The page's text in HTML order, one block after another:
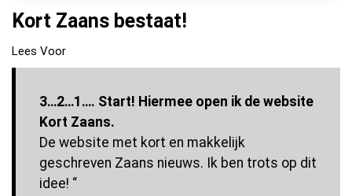
Kort Zaans bestaat!
Lees Voor
3…2…1…. Start! Hiermee open ik de website
Kort Zaans.
De website met kort en makkelijk
geschreven Zaans nieuws. Ik ben trots op dit
idee! “